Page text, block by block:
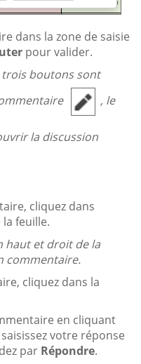
dans la zone de saisie
pour valider.
trois boutons sont
, le
la discussion
cliquez dans
feuille.
haut et droit de la
commentaire.
cliquez dans la
en cliquant
saisissez votre réponse
par Répondre.